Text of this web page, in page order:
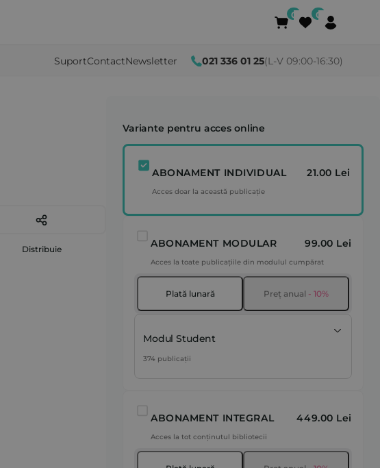
SuportContactNewsletter 021 336 01 25(L-V 09:00-16:30)
Distribuie
Variante pentru acces online
ABONAMENT INDIVIDUAL 21.00 Lei
Acces doar la această publicație
ABONAMENT MODULAR 99.00 Lei
Acces la toate publicațiile din modulul cumpărat
Plată lunară Preț anual - 10%
Modul Student
374 publicații
ABONAMENT INTEGRAL 449.00 Lei
Acces la tot conținutul bibliotecii